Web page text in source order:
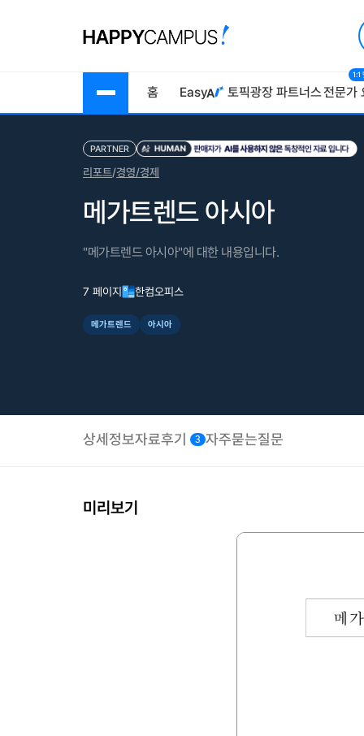
홈 Easy 토픽광장 파트너스전문가
1:1
PARTNER
리포트/경영/경제
메가트렌드 아시아
"메가트렌드 아시아"에 대한 내용입니다.
7 페이지 한컴오피스
메가트렌드 아시아
상세정보자료후기 3 자주묻는질문
미리보기